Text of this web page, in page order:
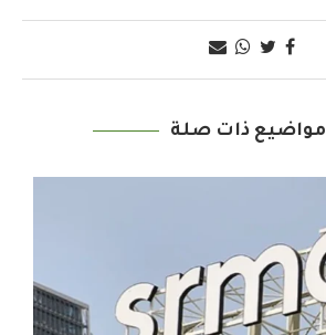
مواضيع ذات صلة